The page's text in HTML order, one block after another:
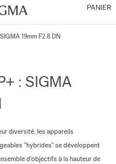
PANIER
19mm F2.8 DN
: SIGMA
diversité, les appareils
"hybrides" se développent
d'objectifs à la hauteur de